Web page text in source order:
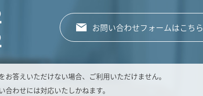
お問い合わせフォームはこちら
答えいただけない場合、ご利用いただけません。
わせには対応いたしかねます。